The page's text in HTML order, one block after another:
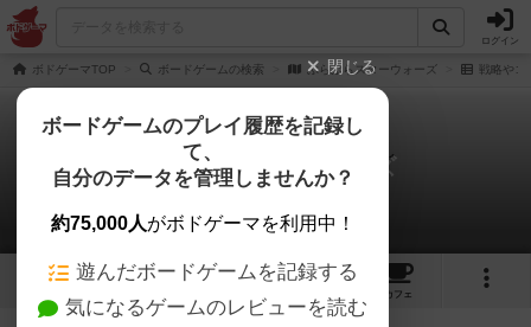
ログイン
ボドゲーマTOP ボードゲームの検索 ぶらぶらスターウォーズ 戦略やコ
ぶらぶらスターウォーズ
0件の戦略やコツ
1
カフェ
閉じる
ボードゲームのプレイ履歴を記録し
て、
自分のデータを管理しませんか？
約75,000人がボドゲーマを利用中！
遊んだボードゲームを記録する
気になるゲームのレビューを読む